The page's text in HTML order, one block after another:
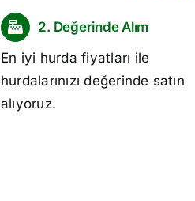
2. Değerinde Alım
En iyi hurda fiyatları ile
hurdalarınızı değerinde satın
alıyoruz.